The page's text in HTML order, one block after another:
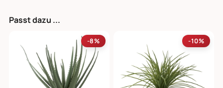
Passt dazu ...
-8% -10%